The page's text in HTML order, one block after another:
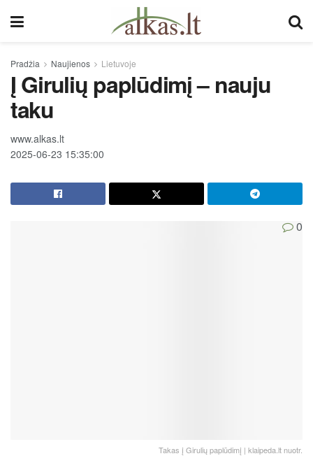
Pradžia Naujienos Lietuvoje
Į Girulių paplūdimį – nauju
taku
www.alkas.lt
2025-06-23 15:35:00
0
Takas į Girulių paplūdimį | klaipeda.lt nuotr.